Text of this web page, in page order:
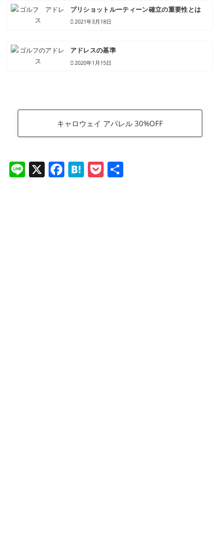
プリショットルーティーン確立の重要性とは
2021年3月18日
アドレスの基準
2020年1月15日
キャロウェイ アパレル 30%OFF
Li X F H P 共